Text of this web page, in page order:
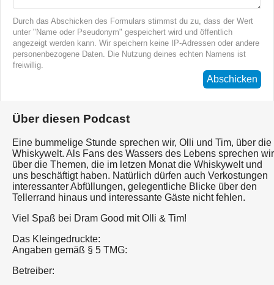
Durch das Abschicken des Formulars stimmst du zu, dass der Wert
unter "Name oder Pseudonym" gespeichert wird und öffentlich
angezeigt werden kann. Wir speichern keine IP-Adressen oder andere
personenbezogene Daten. Die Nutzung deines echten Namens ist
freiwillig.
Abschicken
Über diesen Podcast
Eine bummelige Stunde sprechen wir, Olli und Tim, über die
Whiskywelt. Als Fans des Wassers des Lebens sprechen wir
über die Themen, die im letzen Monat die Whiskywelt und
uns beschäftigt haben. Natürlich dürfen auch Verkostungen
interessanter Abfüllungen, gelegentliche Blicke über den
Tellerrand hinaus und interessante Gäste nicht fehlen.
Viel Spaß bei Dram Good mit Olli & Tim!
Das Kleingedruckte:
Angaben gemäß § 5 TMG:
Betreiber: